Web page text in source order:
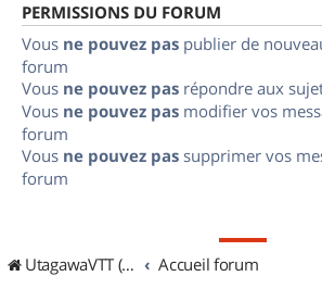
PERMISSIONS DU FORUM
Vous ne pouvez pas publier de
forum
Vous ne pouvez pas répondre aux
Vous ne pouvez pas modifier vos
forum
Vous ne pouvez pas supprimer vos
forum
UtagawaVTT (Randos VTT et VTTAE avec traces GPS) Accueil forum